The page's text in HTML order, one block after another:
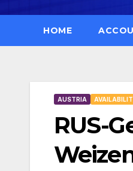
HOME
AUSTRIA
RUS-